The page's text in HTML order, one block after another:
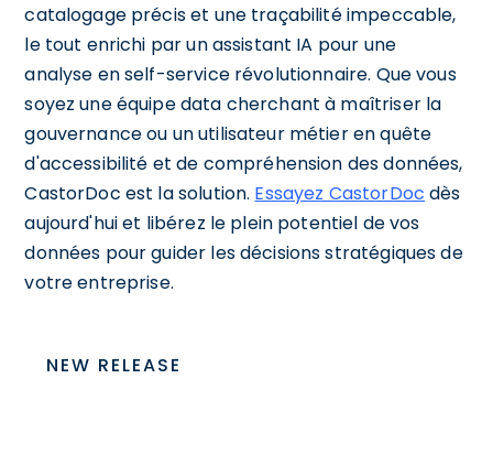
catalogage précis et une traçabilité impeccable,
le tout enrichi par un assistant IA pour une
analyse en self-service révolutionnaire. Que vous
soyez une équipe data cherchant à maîtriser la
gouvernance ou un utilisateur métier en quête
d'accessibilité et de compréhension des données,
CastorDoc est la solution. Essayez CastorDoc dès
aujourd'hui et libérez le plein potentiel de vos
données pour guider les décisions stratégiques de
votre entreprise.
NEW RELEASE